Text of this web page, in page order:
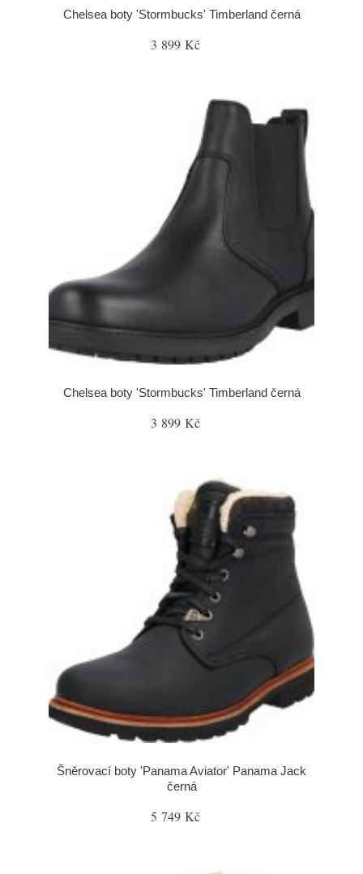
Chelsea boty 'Stormbucks' Timberland černá
3 899 Kč
Chelsea boty 'Stormbucks' Timberland černá
3 899 Kč
Šněrovací boty 'Panama Aviator' Panama Jack
černá
5 749 Kč